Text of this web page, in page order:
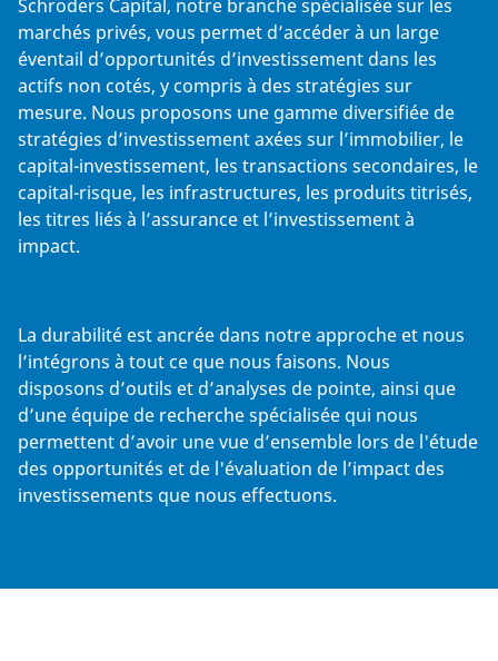
Schroders Capital, notre branche spécialisée sur les
marchés privés, vous permet d’accéder à un large
éventail d’opportunités d’investissement dans les
actifs non cotés, y compris à des stratégies sur
mesure. Nous proposons une gamme diversifiée de
stratégies d’investissement axées sur l’immobilier, le
capital-investissement, les transactions secondaires, le
capital-risque, les infrastructures, les produits titrisés,
les titres liés à l’assurance et l’investissement à
impact.
La durabilité est ancrée dans notre approche et nous
l’intégrons à tout ce que nous faisons. Nous
disposons d’outils et d’analyses de pointe, ainsi que
d’une équipe de recherche spécialisée qui nous
permettent d’avoir une vue d’ensemble lors de l'étude
des opportunités et de l'évaluation de l’impact des
investissements que nous effectuons.